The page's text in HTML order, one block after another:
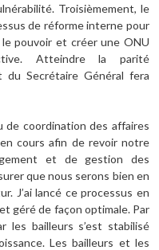
Troisièmement, le
de réforme interne pour
pouvoir et créer une ONU
Atteindre la parité
du Secrétaire Général fera
de coordination des affaires
cours afin de revoir notre
et de gestion des
que nous serons bien en
J’ai lancé ce processus en
géré de façon optimale. Par
les bailleurs s’est stabilisé
Les bailleurs et les